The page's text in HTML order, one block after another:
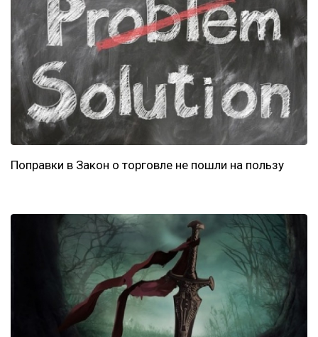
Поправки в Закон о торговле не пошли на пользу